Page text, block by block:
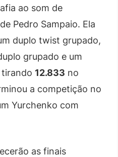
ao som de
Pedro Sampaio. Ela
duplo twist grupado,
grupado e um
12.833 no
a competição no
Yurchenko com
as finais